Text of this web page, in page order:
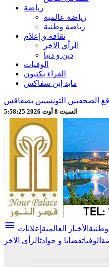
رياضة
رياضة عالمية
رياضة وطنية
ثقافة و إعلام
الرأي الآخر
دين و دنيا
الوفيات
القراء يكتبون
مايد إين سفاكس
الصحفيين التونسيين بصفاقس
السبت 8 أوت 2026 5:58:27
menu الأخبار العالمية إعلانات
الوفياتقضايا و حوادثالرأي الآخر